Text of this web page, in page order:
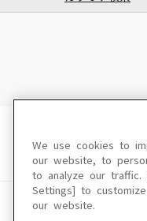
We use cookies to
our website, to
to analyze our traffic.
Settings] to
our website.